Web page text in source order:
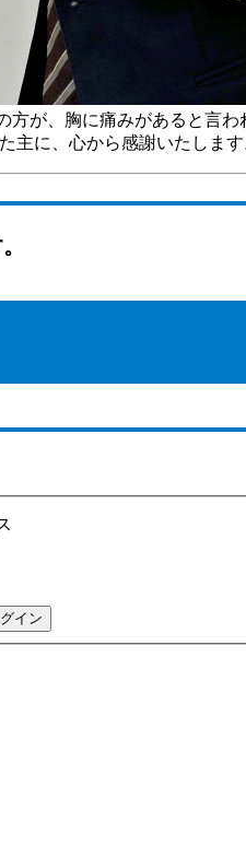
が、胸に痛みがあると言
主に、心から感謝いたしま